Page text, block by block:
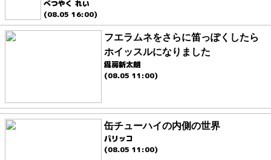
べつやく れい
(08.05 16:00)
フエラムネをさらに笛っぽくしたら
ホイッスルになりました
爲房新太朗
(08.05 11:00)
缶チューハイの内側の世界
パリッコ
(08.05 11:00)